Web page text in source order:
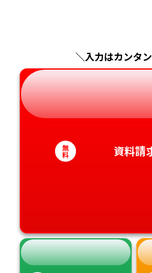
神奈川
長野県
岐阜県
静岡県
愛知県
兵庫県
奈良県
和歌山
広島県
山口県
徳島県
香川県
長崎県
熊本県
大分県
宮崎県
＼入力はカンタン
無
料 資料請